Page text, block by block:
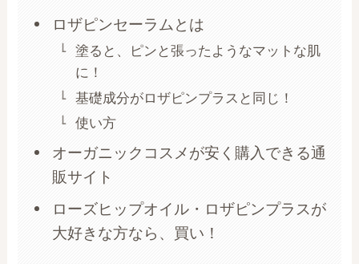
ロザピンセーラムとは
塗ると、ピンと張ったようなマットな肌
に！
基礎成分がロザピンプラスと同じ！
使い方
オーガニックコスメが安く購入できる通
販サイト
ローズヒップオイル・ロザピンプラスが
大好きな方なら、買い！